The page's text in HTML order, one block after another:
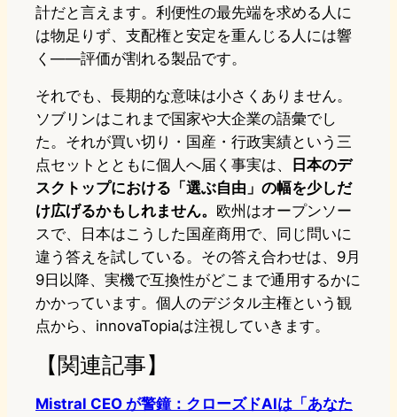
計だと言えます。利便性の最先端を求める人に
は物足りず、支配権と安定を重んじる人には響
く——評価が割れる製品です。
それでも、長期的な意味は小さくありません。
ソブリンはこれまで国家や大企業の語彙でし
た。それが買い切り・国産・行政実績という三
点セットとともに個人へ届く事実は、
日本のデ
スクトップにおける「選ぶ自由」の幅を少しだ
け広げるかもしれません。 欧州はオープンソー
スで、日本はこうした国産商用で、同じ問いに
違う答えを試している。その答え合わせは、9月
9日以降、実機で互換性がどこまで通用するかに
かかっています。個人のデジタル主権という観
点から、innovaTopiaは注視していきます。
【関連記事】
Mistral CEO が警鐘：クローズドAIは「あなた